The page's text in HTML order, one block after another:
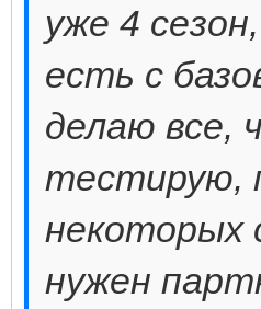
уже 4
есть с
делаю все,
тестирую,
некоторых
нужен